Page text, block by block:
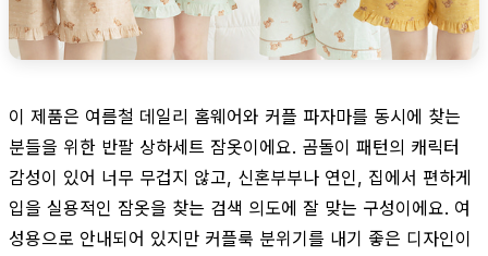
이 제품은 여름철 데일리 홈웨어와 커플 파자마를 동시에 찾는
분들을 위한 반팔 상하세트 잠옷이에요. 곰돌이 패턴의 캐릭터
감성이 있어 너무 무겁지 않고, 신혼부부나 연인, 집에서 편하게
입을 실용적인 잠옷을 찾는 검색 의도에 잘 맞는 구성이에요. 여
성용으로 안내되어 있지만 커플룩 분위기를 내기 좋은 디자인이